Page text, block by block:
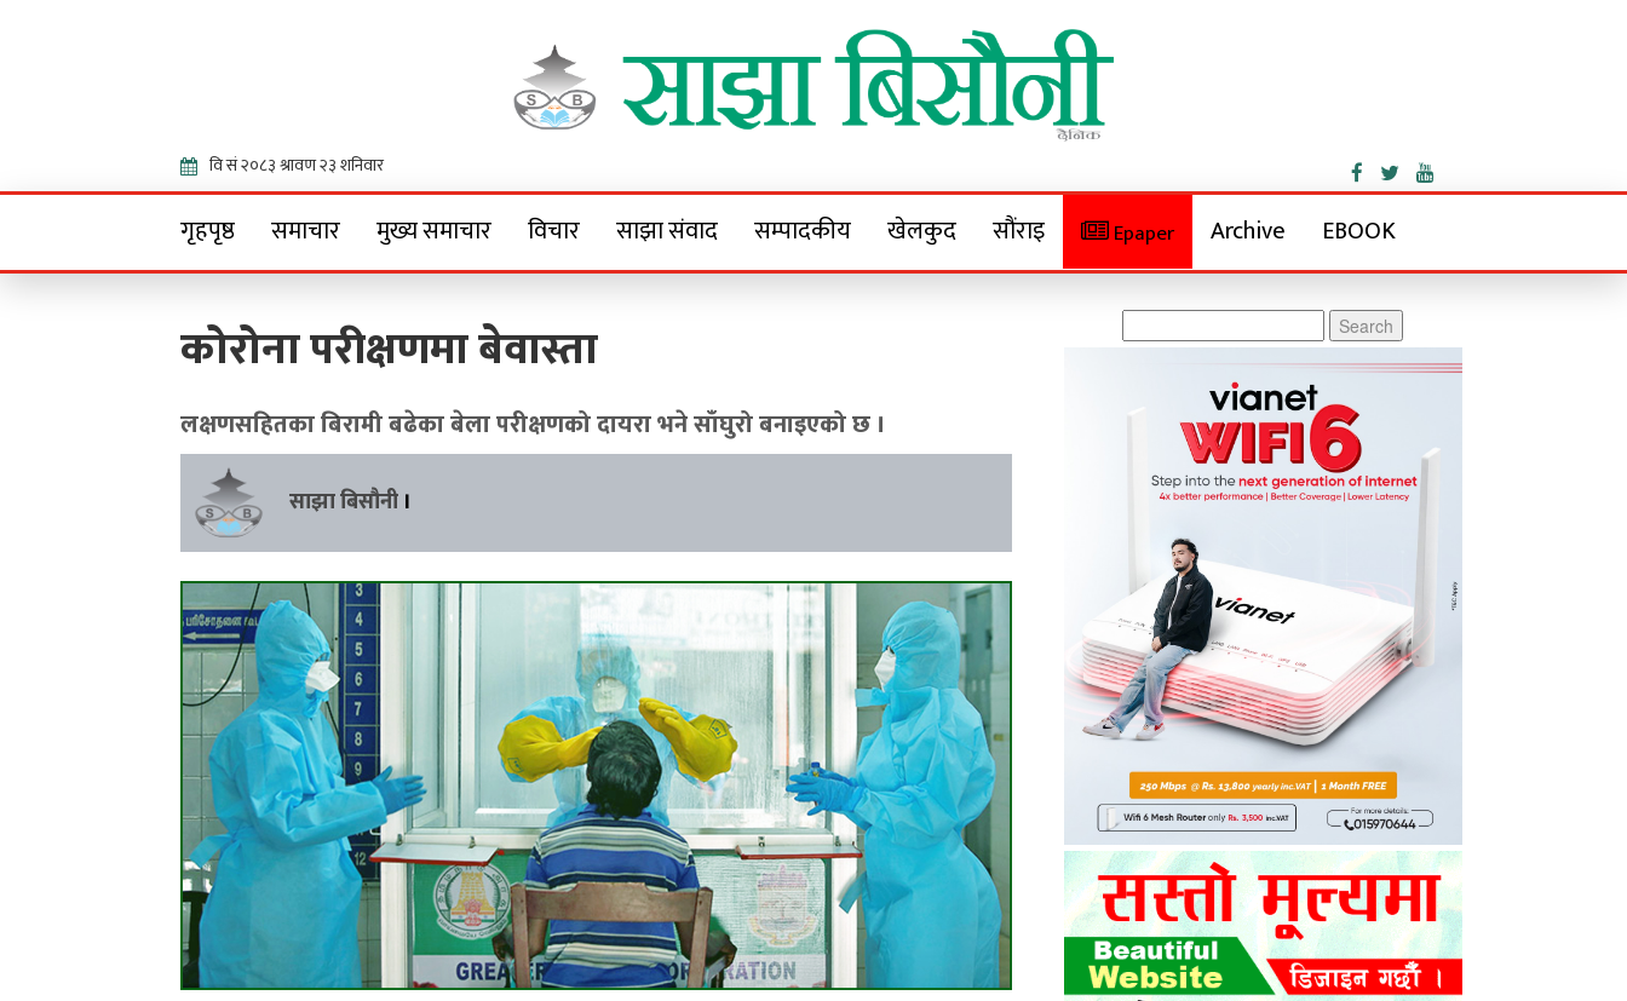
Sajha Bisaunee
गृहपृष्ठ समाचार मुख्य समाचार विचार साझा संवाद सम्पादकीय खेलकुद सौंराइ Epaper Archive EBOOK
कोरोना परीक्षणमा बेवास्ता
लक्षणसहितका बिरामी बढेका बेला परीक्षणको दायरा भने साँघुरो बनाइएको छ ।
साझा बिसौनी ।
for: